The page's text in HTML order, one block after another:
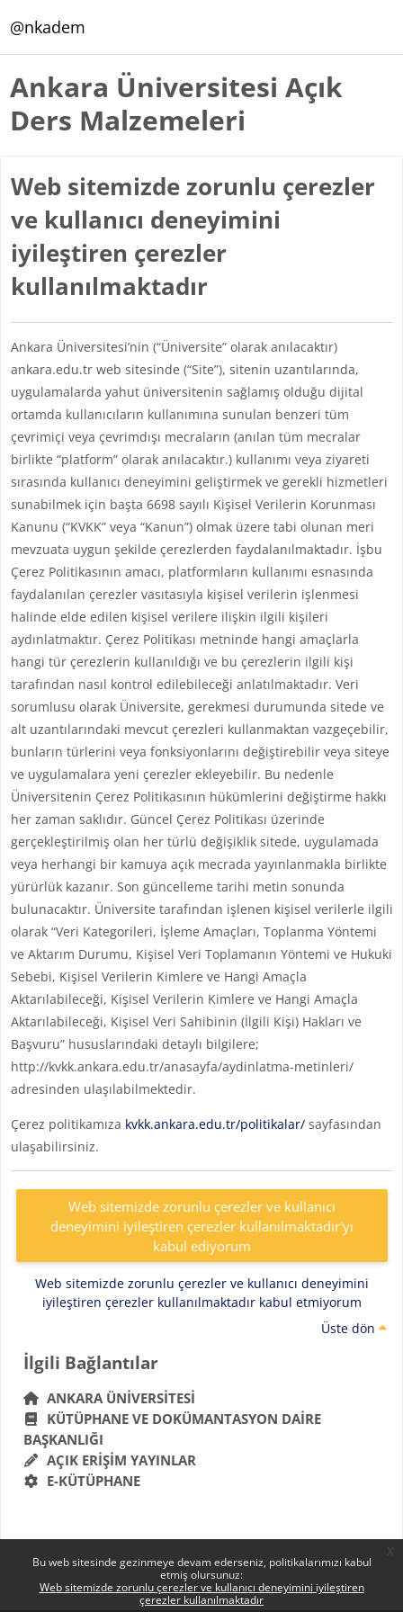
Bu web sitesinde gezinmeye devam ederseniz, politikalarımızı kabul
etmiş olursunuz:
Web sitemizde zorunlu çerezler ve kullanıcı deneyimini iyileştiren
çerezler kullanılmaktadır
@nkadem
Ankara Üniversitesi Açık
Ders Malzemeleri
Web sitemizde zorunlu çerezler
ve kullanıcı deneyimini
iyileştiren çerezler
kullanılmaktadır
Ankara Üniversitesi’nin (“Üniversite” olarak anılacaktır)
ankara.edu.tr web sitesinde (“Site”), sitenin uzantılarında,
uygulamalarda yahut üniversitenin sağlamış olduğu dijital
ortamda kullanıcıların kullanımına sunulan benzeri tüm
çevrimiçi veya çevrimdışı mecraların (anılan tüm mecralar
birlikte “platform” olarak anılacaktır.) kullanımı veya ziyareti
sırasında kullanıcı deneyimini geliştirmek ve gerekli hizmetleri
sunabilmek için başta 6698 sayılı Kişisel Verilerin Korunması
Kanunu (“KVKK” veya “Kanun”) olmak üzere tabi olunan meri
mevzuata uygun şekilde çerezlerden faydalanılmaktadır. İşbu
Çerez Politikasının amacı, platformların kullanımı esnasında
faydalanılan çerezler vasıtasıyla kişisel verilerin işlenmesi
halinde elde edilen kişisel verilere ilişkin ilgili kişileri
aydınlatmaktır. Çerez Politikası metninde hangi amaçlarla
hangi tür çerezlerin kullanıldığı ve bu çerezlerin ilgili kişi
tarafından nasıl kontrol edilebileceği anlatılmaktadır. Veri
sorumlusu olarak Üniversite, gerekmesi durumunda sitede ve
alt uzantılarındaki mevcut çerezleri kullanmaktan vazgeçebilir,
bunların türlerini veya fonksiyonlarını değiştirebilir veya siteye
ve uygulamalara yeni çerezler ekleyebilir. Bu nedenle
Üniversitenin Çerez Politikasının hükümlerini değiştirme hakkı
her zaman saklıdır. Güncel Çerez Politikası üzerinde
gerçekleştirilmiş olan her türlü değişiklik sitede, uygulamada
veya herhangi bir kamuya açık mecrada yayınlanmakla birlikte
yürürlük kazanır. Son güncelleme tarihi metin sonunda
bulunacaktır. Üniversite tarafından işlenen kişisel verilerle ilgili
olarak “Veri Kategorileri, İşleme Amaçları, Toplanma Yöntemi
ve Aktarım Durumu, Kişisel Veri Toplamanın Yöntemi ve Hukuki
Sebebi, Kişisel Verilerin Kimlere ve Hangi Amaçla
Aktarılabileceği, Kişisel Verilerin Kimlere ve Hangi Amaçla
Aktarılabileceği, Kişisel Veri Sahibinin (İlgili Kişi) Hakları ve
Başvuru” hususlarındaki detaylı bilgilere;
http://kvkk.ankara.edu.tr/anasayfa/aydinlatma-metinleri/
adresinden ulaşılabilmektedir.
Çerez politikamıza kvkk.ankara.edu.tr/politikalar/sayfasından
ulaşabilirsiniz.
Web sitemizde zorunlu çerezler ve kullanıcı
deneyimini iyileştiren çerezler kullanılmaktadır'yı
kabul ediyorum
Web sitemizde zorunlu çerezler ve kullanıcı deneyimini
iyileştiren çerezler kullanılmaktadır kabul etmiyorum
Üste dön
Bloklar
İlgili Bağlantılar 'yı atla
İlgili Bağlantılar
ANKARA ÜNIVERSITESI
KÜTÜPHANE VE DOKÜMANTASYON DAIRE
BAŞKANLIĞI
AÇIK ERIŞIM YAYINLAR
E-KÜTÜPHANE